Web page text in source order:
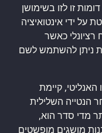
זו לזו בשימושן
ידי אינטואיציה
רציונלי כאשר
ניתן להשתמש לשם
האנליטי, קיימת
הנטייה השלילית
מדי סדר הוא,
מושגים מופשטים